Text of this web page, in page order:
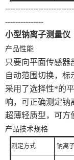
---------------
小型钠离子测量仪
产品性能
只要向平面传感器
自动范围切换，标
采用了选择性*的
响，可正确测定钠
超薄轻质型，可方
产品技术规格
测定方式 钠离